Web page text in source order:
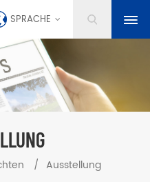
SPRACHE
/ Ausstellung